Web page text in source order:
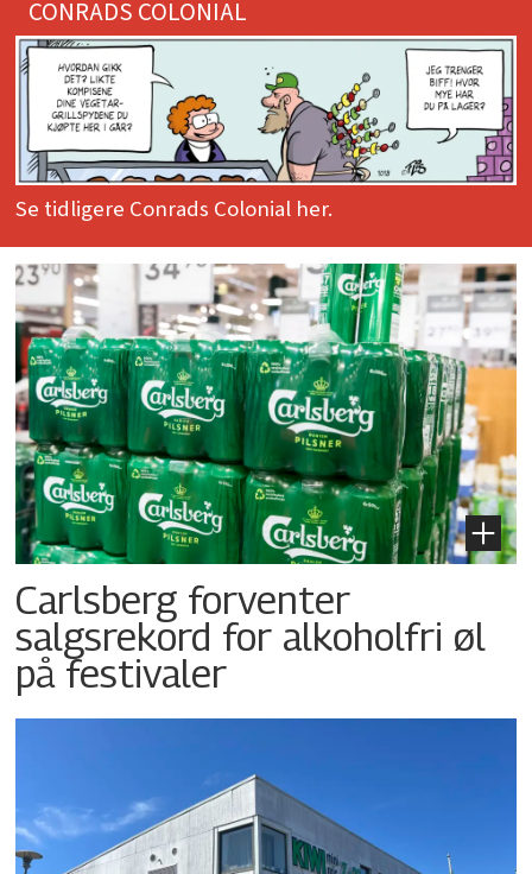
CONRADS COLONIAL
Se tidligere Conrads Colonial her.
Carlsberg forventer
salgsrekord for alkoholfri øl
på festivaler